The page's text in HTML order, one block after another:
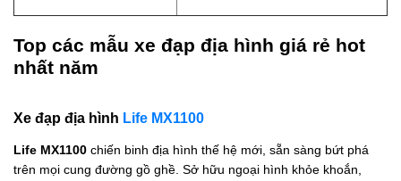
Top các mẫu xe đạp địa hình giá rẻ hot
nhất năm
Xe đạp địa hình Life MX1100
Life MX1100 chiến binh địa hình thế hệ mới, sẵn sàng bứt phá
trên mọi cung đường gồ ghề. Sở hữu ngoại hình khỏe khoắn,